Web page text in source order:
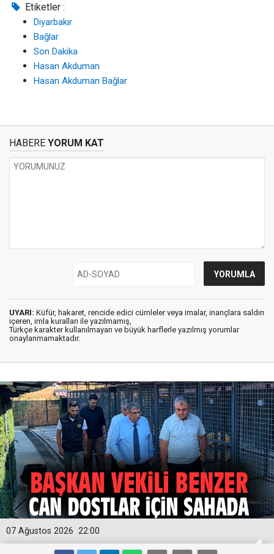
Etiketler :
Diyarbakır
Bağlar
Son Dakika
Hasan Akduman
Hasan Akduman Bağlar
HABERE YORUM KAT
UYARI: Küfür, hakaret, rencide edici cümleler veya imalar, inançlara saldırı
içeren, imla kuralları ile yazılmamış,
Türkçe karakter kullanılmayan ve büyük harflerle yazılmış yorumlar
onaylanmamaktadır.
22:00
07 Ağustos 2026